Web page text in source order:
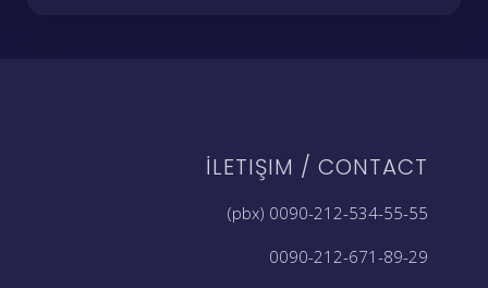
İLETIŞIM / CONTACT
0090-212-534-55-55 (pbx)
0090-212-671-89-29